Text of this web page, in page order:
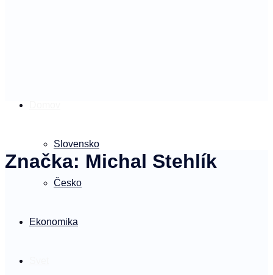
Slovensko
Česko
Ekonomika
Značka: Michal Stehlík